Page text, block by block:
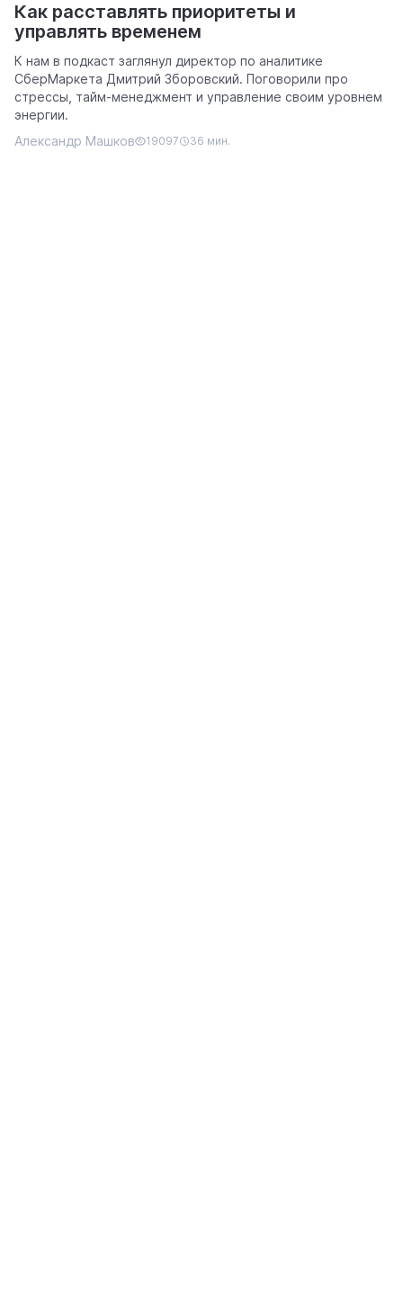
Как расставлять приоритеты и
управлять временем
К нам в подкаст заглянул директор по аналитике
СберМаркета Дмитрий Зборовский. Поговорили про
стрессы, тайм-менеджмент и управление своим уровнем
энергии.
Александр Машков
19097 36 мин.